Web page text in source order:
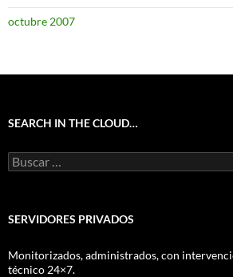
octubre 2007
SEARCH IN THE CLOUD…
Buscar:
SERVIDORES PRIVADOS
Monitorizados, administrados, con
técnico 24×7.